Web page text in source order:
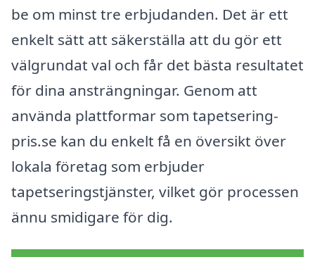
be om minst tre erbjudanden. Det är ett
enkelt sätt att säkerställa att du gör ett
välgrundat val och får det bästa resultatet
för dina ansträngningar. Genom att
använda plattformar som tapetsering-
pris.se kan du enkelt få en översikt över
lokala företag som erbjuder
tapetseringstjänster, vilket gör processen
ännu smidigare för dig.